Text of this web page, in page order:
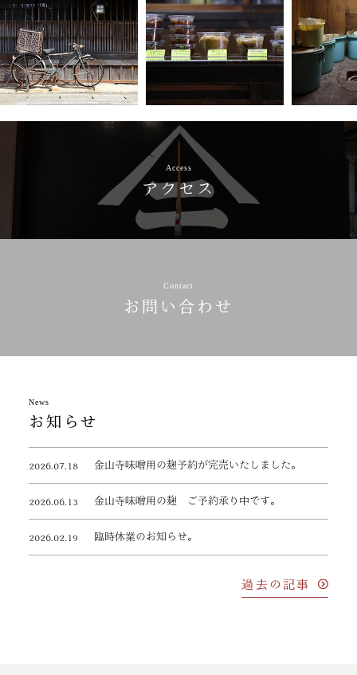
Access
アクセス
Contact
お問い合わせ
News
お知らせ
2026.07.18 金山寺味噌用の麹予約が完売いたしました。
2026.06.13 金山寺味噌用の麹 ご予約承り中です。
2026.02.19 臨時休業のお知らせ。
過去の記事